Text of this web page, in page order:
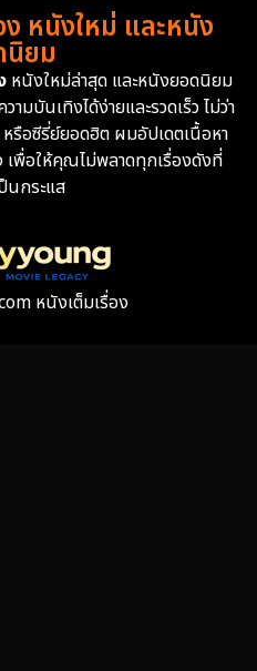
372
339
9
หนังใหม่ และหนัง
นิยม
หนังใหม่ล่าสุด และหนังยอดนิยม
มบันเทิงได้ง่ายและรวดเร็ว ไม่ว่า
รือซีรี่ย์ยอดฮิต ผมอัปเดตเนื้อหา
เพื่อให้คุณไม่พลาดทุกเรื่องดังที่
นกระแส
หนังเต็มเรื่อง